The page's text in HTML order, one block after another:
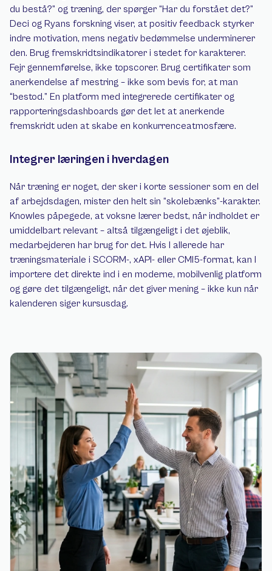
du bestå?” og træning, der spørger “Har du forstået det?”
Deci og Ryans forskning viser, at positiv feedback styrker
indre motivation, mens negativ bedømmelse underminerer
den. Brug fremskridtsindikatorer i stedet for karakterer.
Fejr gennemførelse, ikke topscorer. Brug certifikater som
anerkendelse af mestring – ikke som bevis for, at man
“bestod.” En platform med integrerede certifikater og
rapporteringsdashboards gør det let at anerkende
fremskridt uden at skabe en konkurrenceatmosfære.
Integrer læringen i hverdagen
Når træning er noget, der sker i korte sessioner som en del
af arbejdsdagen, mister den helt sin “skolebænks”-karakter.
Knowles påpegede, at voksne lærer bedst, når indholdet er
umiddelbart relevant – altså tilgængeligt i det øjeblik,
medarbejderen har brug for det. Hvis I allerede har
træningsmateriale i SCORM-, xAPI- eller CMI5-format, kan I
importere det direkte ind i en moderne, mobilvenlig platform
og gøre det tilgængeligt, når det giver mening – ikke kun når
kalenderen siger kursusdag.